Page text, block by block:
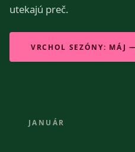
utekajú preč.
VRCHOL SEZÓNY: MÁJ
JANUÁR